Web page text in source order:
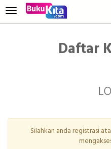
Daftar
Silahkan anda registrasi